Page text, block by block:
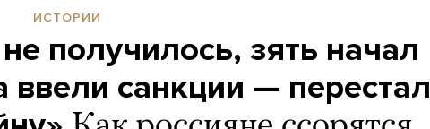
ИСТОРИИ
получилось, зять начал
ввели санкции — перестал